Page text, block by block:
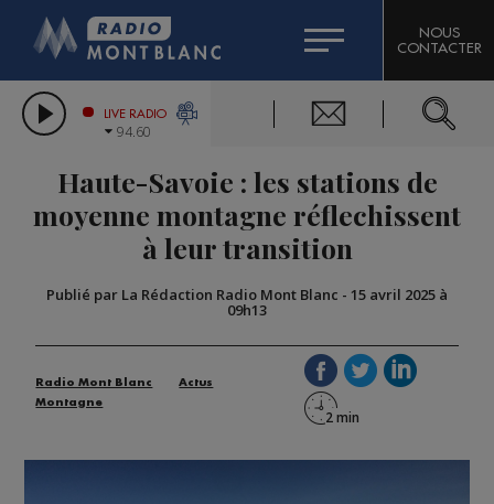
LES CHRONIQUES DE L'EXPERT
CITIZEN MACHINERY
GRAND MASSIF DOMAINES SKIABLES
BIGARD
COMPAGNIE DU MONT-BLANC
NOUS
CONTACTER
LIVE RADIO
94.60
Haute-Savoie : les stations de
moyenne montagne réflechissent
à leur transition
Publié par La Rédaction Radio Mont Blanc - 15 avril 2025 à
09h13
Radio Mont Blanc
Actus
Montagne